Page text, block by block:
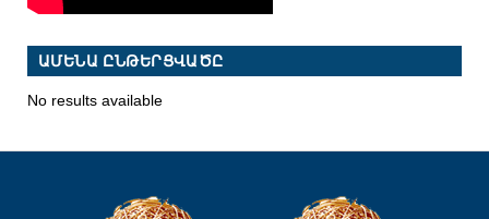
ԱՄԵՆԱ ԸՆԹԵՐՑՎԱԾԸ
No results available